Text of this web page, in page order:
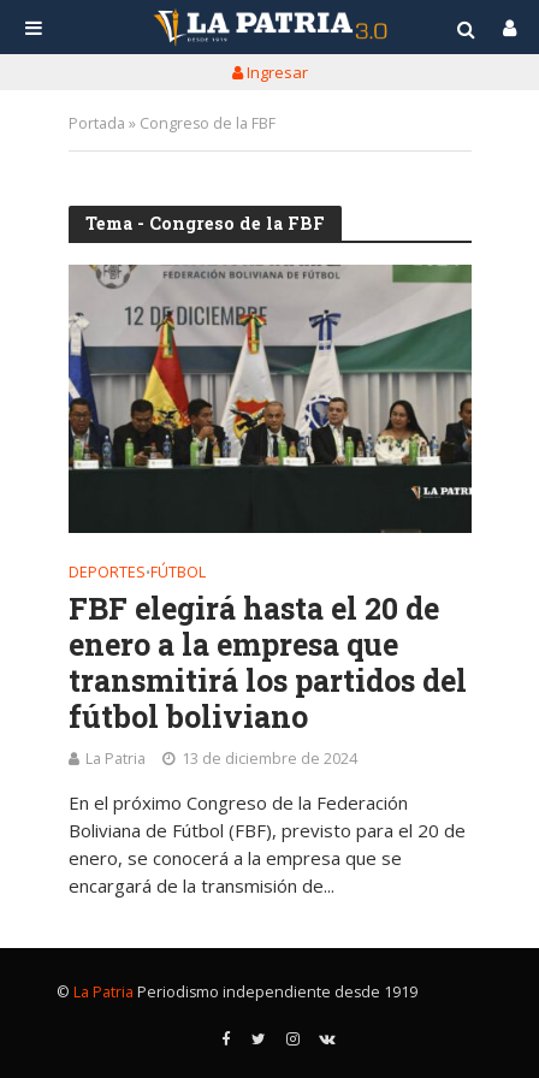
Ingresar
Portada » Congreso de la FBF
Tema - Congreso de la FBF
DEPORTES•FÚTBOL
FBF elegirá hasta el 20 de
enero a la empresa que
transmitirá los partidos del
fútbol boliviano
La Patria 13 de diciembre de 2024
En el próximo Congreso de la Federación
Boliviana de Fútbol (FBF), previsto para el 20 de
enero, se conocerá a la empresa que se
encargará de la transmisión de...
© La Patria Periodismo independiente desde 1919